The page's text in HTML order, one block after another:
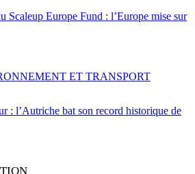
Scaleup Europe Fund : l’Europe mise sur
: l’Autriche bat son record historique de
ET TRANSPORT